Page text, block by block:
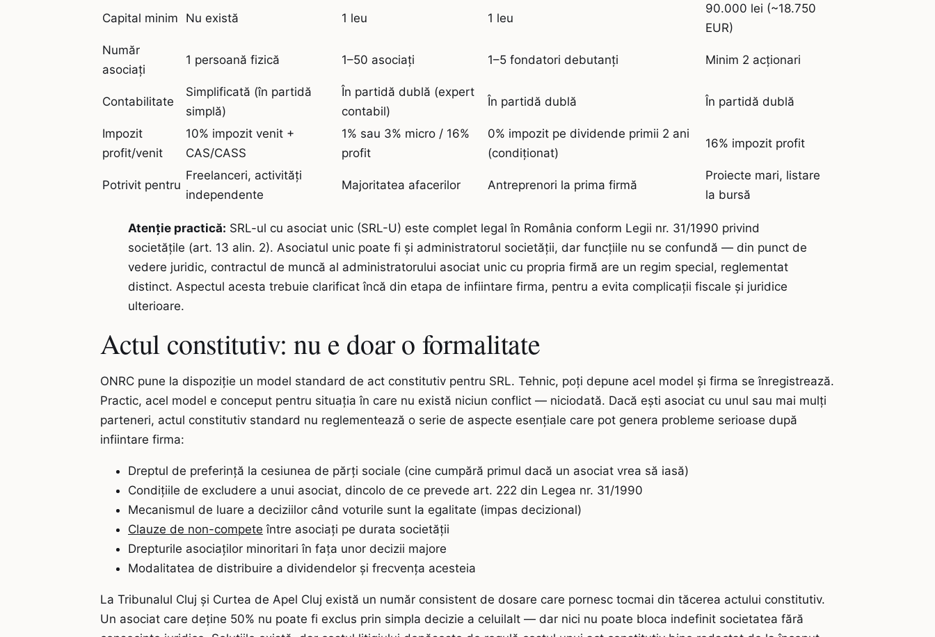
Capital minim Nu există 1 leu 1 leu
90.000 lei (~18.750
EUR)
Număr
asociați
1 persoană fizică 1–50 asociați 1–5 fondatori debutanți Minim 2 acționari
Contabilitate
Simplificată (în partidă
simplă)
În partidă dublă (expert
contabil)
În partidă dublă În partidă dublă
Impozit
profit/venit
10% impozit venit +
CAS/CASS
1% sau 3% micro / 16%
profit
0% impozit pe dividende primii 2 ani
(condiționat)
16% impozit profit
Potrivit pentru
Freelanceri, activități
independente
Majoritatea afacerilor Antreprenori la prima firmă
Proiecte mari, listare
la bursă
Atenție practică: SRL-ul cu asociat unic (SRL-U) este complet legal în România conform Legii nr. 31/1990 privind
societățile (art. 13 alin. 2). Asociatul unic poate fi și administratorul societății, dar funcțiile nu se confundă — din punct de
vedere juridic, contractul de muncă al administratorului asociat unic cu propria firmă are un regim special, reglementat
distinct. Aspectul acesta trebuie clarificat încă din etapa de infiintare firma, pentru a evita complicații fiscale și juridice
ulterioare.
Actul constitutiv: nu e doar o formalitate
ONRC pune la dispoziție un model standard de act constitutiv pentru SRL. Tehnic, poți depune acel model și firma se înregistrează.
Practic, acel model e conceput pentru situația în care nu există niciun conflict — niciodată. Dacă ești asociat cu unul sau mai mulți
parteneri, actul constitutiv standard nu reglementează o serie de aspecte esențiale care pot genera probleme serioase după
infiintare firma:
Dreptul de preferință la cesiunea de părți sociale (cine cumpără primul dacă un asociat vrea să iasă)
Condițiile de excludere a unui asociat, dincolo de ce prevede art. 222 din Legea nr. 31/1990
Mecanismul de luare a deciziilor când voturile sunt la egalitate (impas decizional)
Clauze de non-compete între asociați pe durata societății
Drepturile asociaților minoritari în fața unor decizii majore
Modalitatea de distribuire a dividendelor și frecvența acesteia
La Tribunalul Cluj și Curtea de Apel Cluj există un număr consistent de dosare care pornesc tocmai din tăcerea actului constitutiv.
Un asociat care deține 50% nu poate fi exclus prin simpla decizie a celuilalt — dar nici nu poate bloca indefinit societatea fără